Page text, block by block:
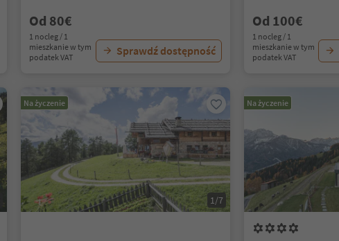
Od 80€
1 nocleg / 1
mieszkanie w tym
podatek VAT
Sprawdź dostępność
Od 100€
1 nocleg / 1
mieszkanie w tym
podatek VAT
Na życzenie
1/7
Na życzenie